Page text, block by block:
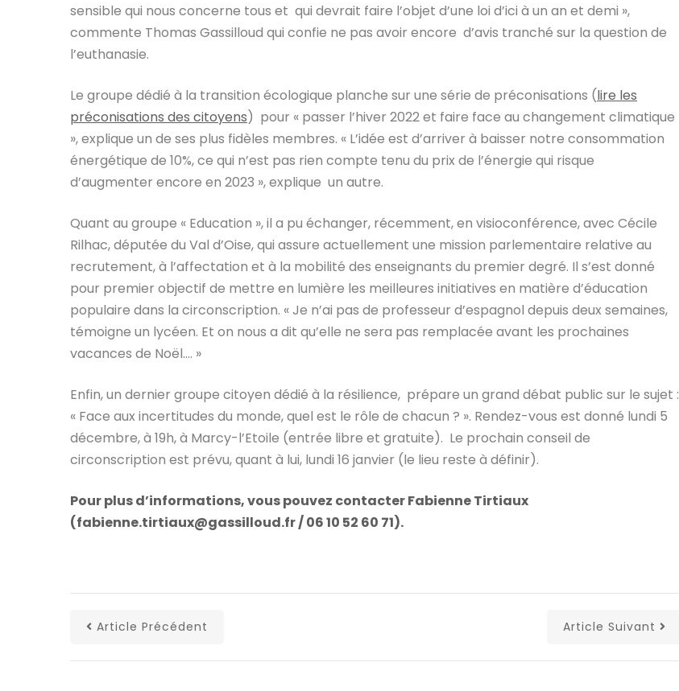
sensible qui nous concerne tous et qui devrait faire l’objet d’une loi d’ici à un an et demi »,
commente Thomas Gassilloud qui confie ne pas avoir encore d’avis tranché sur la question de
l’euthanasie.
Le groupe dédié à la transition écologique planche sur une série de préconisations (lire les
préconisations des citoyens) pour « passer l’hiver 2022 et faire face au changement climatique
», explique un de ses plus fidèles membres. « L’idée est d’arriver à baisser notre consommation
énergétique de 10%, ce qui n’est pas rien compte tenu du prix de l’énergie qui risque
d’augmenter encore en 2023 », explique un autre.
Quant au groupe « Education », il a pu échanger, récemment, en visioconférence, avec Cécile
Rilhac, députée du Val d’Oise, qui assure actuellement une mission parlementaire relative au
recrutement, à l’affectation et à la mobilité des enseignants du premier degré. Il s’est donné
pour premier objectif de mettre en lumière les meilleures initiatives en matière d’éducation
populaire dans la circonscription. « Je n’ai pas de professeur d’espagnol depuis deux semaines,
témoigne un lycéen. Et on nous a dit qu’elle ne sera pas remplacée avant les prochaines
vacances de Noël…. »
Enfin, un dernier groupe citoyen dédié à la résilience, prépare un grand débat public sur le sujet :
« Face aux incertitudes du monde, quel est le rôle de chacun ? ». Rendez-vous est donné lundi 5
décembre, à 19h, à Marcy-l’Etoile (entrée libre et gratuite). Le prochain conseil de
circonscription est prévu, quant à lui, lundi 16 janvier (le lieu reste à définir).
Pour plus d’informations, vous pouvez contacter Fabienne Tirtiaux
(fabienne.tirtiaux@gassilloud.fr / 06 10 52 60 71).
Article Précédent Article Suivant